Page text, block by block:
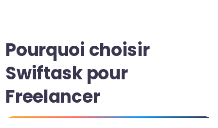
Pourquoi choisir
Swiftask pour
Freelancer